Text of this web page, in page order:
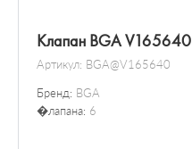
Клапан BGA V165640
Артикул: BGA@V165640
Бренд: BGA
�лапана: 6